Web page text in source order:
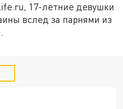
17-летние девушки
вслед за парнями из